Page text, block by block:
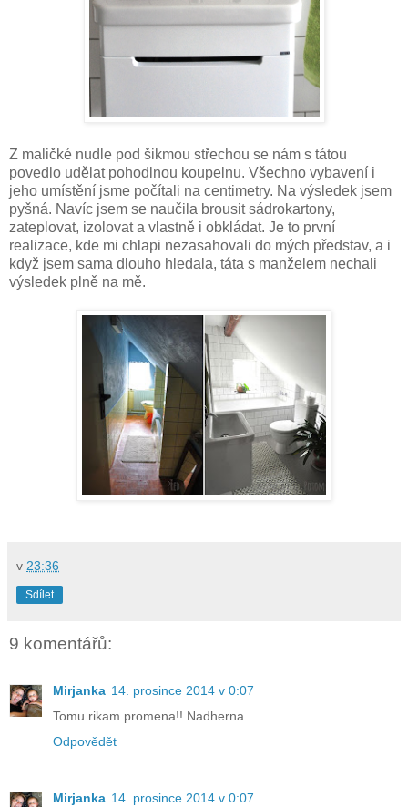
Z maličké nudle pod šikmou střechou se nám s tátou
povedlo udělat pohodlnou koupelnu. Všechno vybavení i
jeho umístění jsme počítali na centimetry. Na výsledek jsem
pyšná. Navíc jsem se naučila brousit sádrokartony,
zateplovat, izolovat a vlastně i obkládat. Je to první
realizace, kde mi chlapi nezasahovali do mých představ, a i
když jsem sama dlouho hledala, táta s manželem nechali
výsledek plně na mě.
v 23:36
Sdílet
9 komentářů:
Mirjanka 14. prosince 2014 v 0:07
Tomu rikam promena!! Nadherna...
Odpovědět
Mirjanka 14. prosince 2014 v 0:07